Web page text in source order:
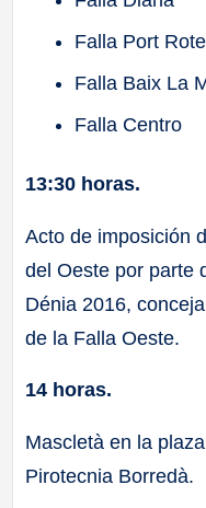
Falla Port
Falla Baix La
Falla Centro
13:30 horas.
Acto de imposición
del Oeste por parte
Dénia 2016,
de la Falla Oeste.
14 horas.
Mascletà en la
Pirotecnia Borredà.